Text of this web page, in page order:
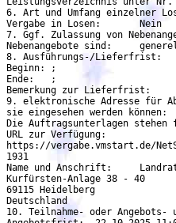
6. Art und Umfang einzelner
Vergabe in Losen:	Nein
7. Ggf. Zulassung von
Nebenangebote sind:	generell nicht zugelassen
8. Ausführungs-/Lieferfrist:
Beginn:	;
Ende:	;
Bemerkung zur Lieferfrist:	Details zur Lieferfrist ergeben sich aus dem Leistungsverzeichnis (vgl. unter Nr. 7.2);
9. elektronische Adresse für
sie eingesehen werden können:
Die Auftragsunterlagen
URL zur Verfügung:
https://vergabe.vmstart.de/
1931
Name und Anschrift:	Landratsamt Rhein-Neckar-Kreis
Kurfürsten-Anlage 38 - 40
69115 Heidelberg
Deutschland
10. Teilnahme- oder